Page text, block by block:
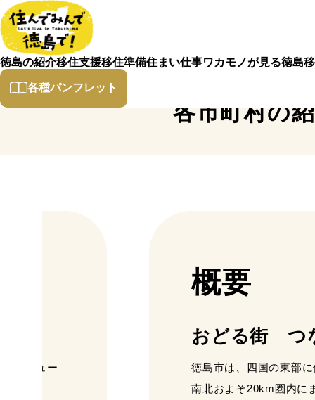
徳島の紹介移住支援移住準備住まい仕事ワカモノが見る徳島
各種パンフレット
各市町村の
アミュー
概要
おどる街 つ
徳島市は、四国の東部
南北およそ20km圏内に